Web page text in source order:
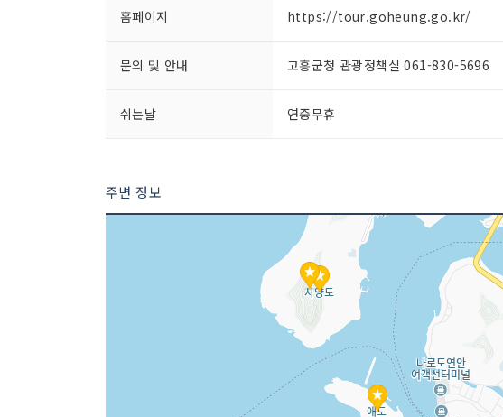
홈페이지 https://tour.goheung.go.kr/
문의 및 안내 고흥군청 관광정책실 061-830-5696
쉬는날 연중무휴
주변 정보